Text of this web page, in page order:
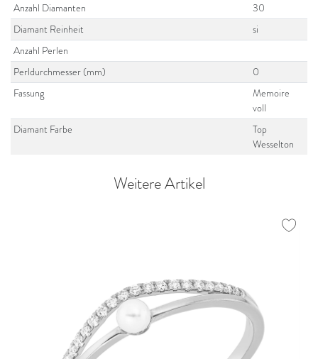
Anzahl Diamanten
30
Diamant Reinheit
si
Anzahl Perlen
Perldurchmesser (mm)
0
Fassung
Memoire
voll
Diamant Farbe
Top
Wesselton
Weitere Artikel